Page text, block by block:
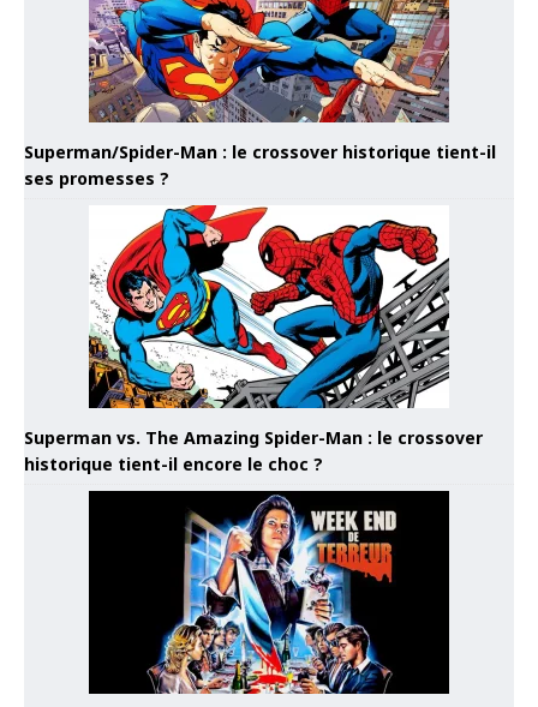
Superman/Spider-Man : le crossover historique tient-il
ses promesses ?
Superman vs. The Amazing Spider-Man : le crossover
historique tient-il encore le choc ?